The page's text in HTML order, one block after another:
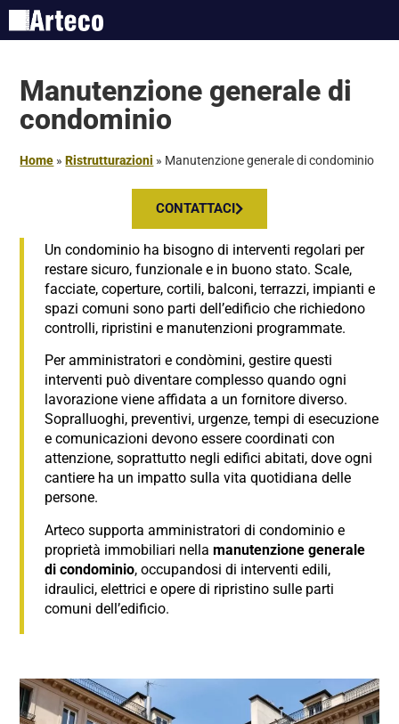
Manutenzione generale di
condominio
Home »Ristrutturazioni » Manutenzione generale di condominio
CONTATTACI
Un condominio ha bisogno di interventi regolari per
restare sicuro, funzionale e in buono stato. Scale,
facciate, coperture, cortili, balconi, terrazzi, impianti e
spazi comuni sono parti dell’edificio che richiedono
controlli, ripristini e manutenzioni programmate.
Per amministratori e condòmini, gestire questi
interventi può diventare complesso quando ogni
lavorazione viene affidata a un fornitore diverso.
Sopralluoghi, preventivi, urgenze, tempi di esecuzione
e comunicazioni devono essere coordinati con
attenzione, soprattutto negli edifici abitati, dove ogni
cantiere ha un impatto sulla vita quotidiana delle
persone.
Arteco supporta amministratori di condominio e
proprietà immobiliari nellamanutenzione generale
di condominio, occupandosi di interventi edili,
idraulici, elettrici e opere di ripristino sulle parti
comuni dell’edificio.